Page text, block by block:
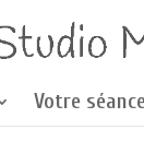
Votre